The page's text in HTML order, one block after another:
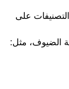
على
الضيوف، مثل: